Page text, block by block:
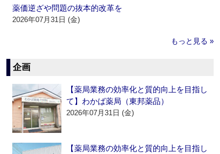
薬価逆ざや問題の抜本的改革を
2026年07月31日 (金)
もっと見る »
企画
【薬局業務の効率化と質的向上を目指し
て】わかば薬局（東邦薬品）
2026年07月31日 (金)
【薬局業務の効率化と質的向上を目指し